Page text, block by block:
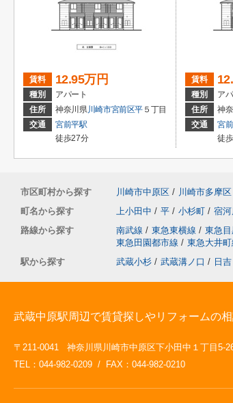
賃料 12.95万円
種別
アパート
住所
神奈川県川崎市宮前区平 ５丁目
交通
宮前平駅
徒歩27分
賃料
種別
ア
住所
神
交通
宮
徒
市区町村から探す 川崎市中原区 / 川崎市多摩区
町名から探す
上小田中 / 平 / 小杉町 / 宿
路線から探す
南武線 / 東急東横線 / 東急
東急田園都市線 / 東急大井町
駅から探す
武蔵小杉 / 武蔵溝ノ口 / 日吉
武蔵中原駅周辺で賃貸探しやリフォームの
〒211-0041 神奈川県川崎市中原区下小田中１丁目5-
TEL：044-982-0209 / FAX：044-982-0210